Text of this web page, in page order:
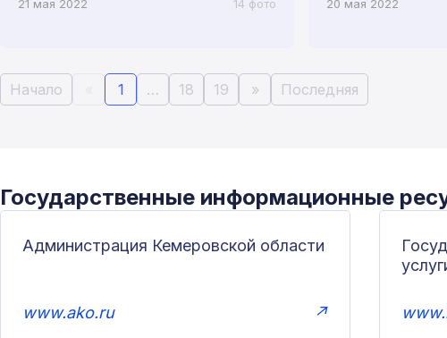
21 мая 2022 14 фото 20 мая 2022
Начало 1 … 18 19 » Последняя
Государственные информационные
Администрация Кемеровской области
www.ako.ru ↗